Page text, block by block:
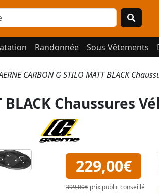
Randonnée Sous Vêtements
CARBON G STILO MATT BLACK
BLACK Chaussures
229,00€
399,00€ prix public conseillé